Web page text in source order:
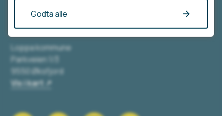
Besøk oss
Loppa kommune
Parkveien 1/3
9550 Øksfjord
Vis i kart
Godta alle